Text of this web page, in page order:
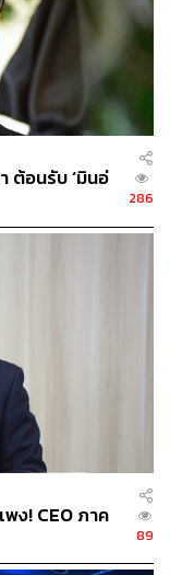
งานตามความ
หรือคณะ
รือส่งหลักฐาน
ะชุมหรือค่าใช้
จำเป็นต่อการ
หรือคณะทำงาน
กฤษฎีกาเบี้ย
บของราชการ
ของสำนักงาน
ทิน ชาญวีรกูล
OECD
น
ต้อนรับ ‘มินอ่
286
ง! CEO ภาค
89